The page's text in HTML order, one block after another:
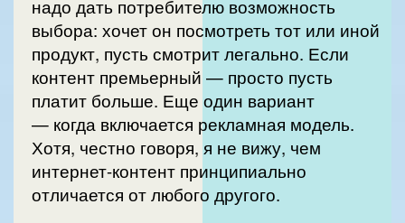
надо дать потребителю возможность
выбора: хочет он посмотреть тот или иной
продукт, пусть смотрит легально. Если
контент премьерный — просто пусть
платит больше. Еще один вариант
— когда включается рекламная модель.
Хотя, честно говоря, я не вижу, чем
интернет-контент принципиально
отличается от любого другого.